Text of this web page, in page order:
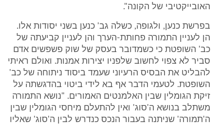
האובייקטיבי של הקונה".
בפרשת כנען, ולגופה, כשלה גב' כנען בשני יסודות אלו.
הן לעניין התמורה פחותת-הערך והן לעניין קביעתה של
כב' השופטת כי כשמדובר בעסק של שוק פשפשים אדם
סביר לא צפוי לחשוב שלפניו יצירות אמנות. ואולם ראיתי
להבליט את הבסיס הרעיוני שעמד ביסוד ניתוחה של כב'
השופטת. לטעמי הדבר אף בא לידי ביטוי בהדגשתה על
זיקת הגומלין שבין האלמנטים האמורים. "נושא התמורה
משתלב בנושא ה'סוג' ואין להתעלם מיחסי הגומלין שבין
ה'תמורה' שניתנה בעבור הנכס כנדרש לבין ה'סוג' שאליו